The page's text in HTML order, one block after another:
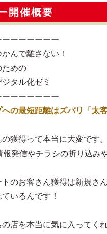
開催概要
ーーーーーー
んで離さない！
ための
タル化ゼミ
ーーーーーー
の最短距離はズバリ「太
獲得って本当に大変です。
報発信やチラシの折り込み
のお客さん獲得は新規さ
いるんです！
店を本当に気に入ってく